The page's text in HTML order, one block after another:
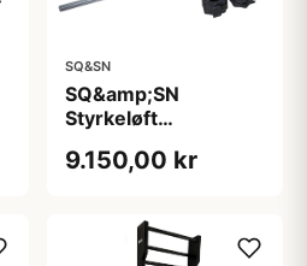
SQ&SN
SQ&amp;SN
Styrkeløft
kg Farvet + 20 kg
50 mm ærme, 80 kg
9.150,00 kr